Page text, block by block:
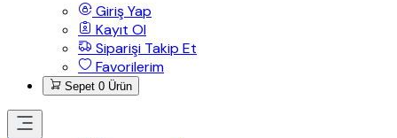
Giriş Yap
Kayıt Ol
Siparişi Takip Et
Favorilerim
Sepet 0 Ürün